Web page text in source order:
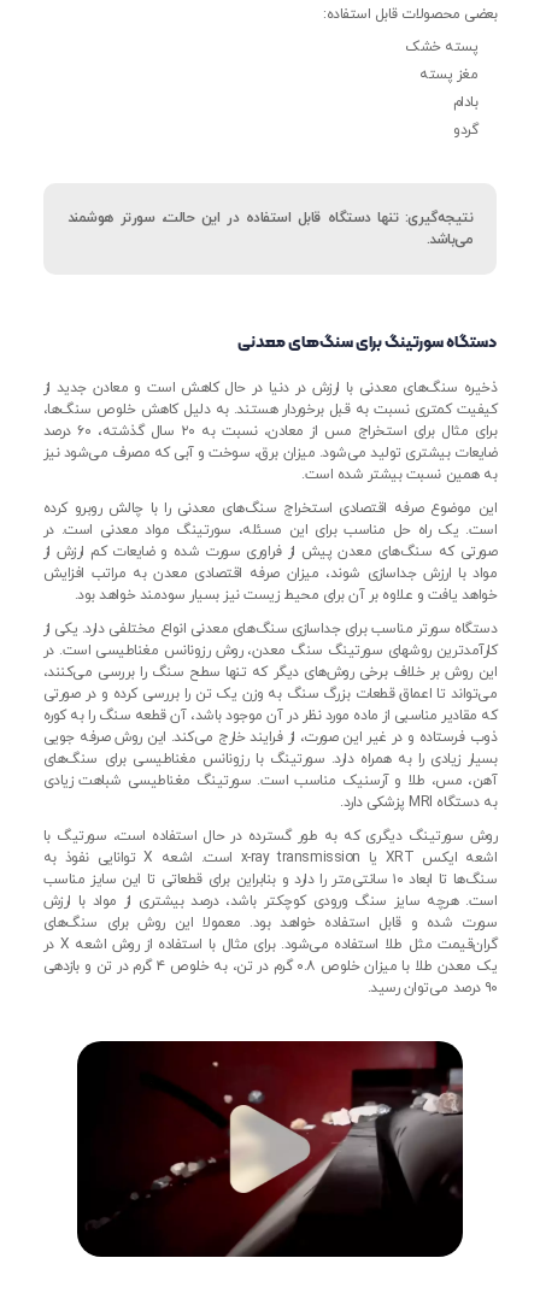
بعضی محصولات قابل استفاده:
پسته خشک
مغز پسته
بادام
گردو
نتیجه‌گیری: تنها دستگاه قابل استفاده در این حالت، سورتر هوشمند
می‌باشد.
دستگاه سورتینگ برای سنگ‌های معدنی
ذخیره سنگ‌های معدنی با ارزش در دنیا در حال کاهش است و معادن جدید از
کیفیت کمتری نسبت به قبل برخوردار هستند. به دلیل کاهش خلوص سنگ‌ها،
برای مثال برای استخراج مس از معادن، نسبت به ۲۰ سال گذشته، ۶۰ درصد
ضایعات بیشتری تولید می‌شود. میزان برق، سوخت و آبی که مصرف می‌شود نیز
به همین نسبت بیشتر شده است.
این موضوع صرفه اقتصادی استخراج سنگ‌های معدنی را با چالش روبرو کرده
است. یک راه حل مناسب برای این مسئله، سورتینگ مواد معدنی است. در
صورتی که سنگ‌های معدن پیش از فراوری سورت شده و ضایعات کم ارزش از
مواد با ارزش جداسازی شوند، میزان صرفه اقتصادی معدن به مراتب افزایش
خواهد یافت و علاوه بر آن برای محیط زیست نیز بسیار سودمند خواهد بود.
دستگاه سورتر مناسب برای جداسازی سنگ‌های معدنی انواع مختلفی دارد. یکی از
کارآمدترین روشهای سورتینگ سنگ معدن، روش رزونانس مغناطیسی است. در
این روش بر خلاف برخی روش‌های دیگر که تنها سطح سنگ را بررسی می‌کنند،
می‌تواند تا اعماق قطعات بزرگ سنگ به وزن یک تن را بررسی کرده و در صورتی
که مقادیر مناسبی از ماده مورد نظر در آن موجود باشد، آن قطعه سنگ را به کوره
ذوب فرستاده و در غیر این صورت، از فرایند خارج می‌کند. این روش صرفه جویی
بسیار زیادی را به همراه دارد. سورتینگ با رزونانس مغناطیسی برای سنگ‌های
آهن، مس، طلا و آرسنیک مناسب است. سورتینگ مغناطیسی شباهت زیادی
به دستگاه MRI پزشکی دارد.
روش سورتینگ دیگری که به طور گسترده در حال استفاده است، سورتیگ با
اشعه ایکس XRT یا x-ray transmission است. اشعه X توانایی نفوذ به
سنگ‌ها تا ابعاد ۱۰ سانتی‌متر را دارد و بنابراین برای قطعاتی تا این سایز مناسب
است. هرچه سایز سنگ ورودی کوچکتر باشد، درصد بیشتری از مواد با ارزش
سورت شده و قابل استفاده خواهد بود. معمولا این روش برای سنگ‌های
گران‌قیمت مثل طلا استفاده می‌شود. برای مثال با استفاده از روش اشعه X در
یک معدن طلا با میزان خلوص ۰.۸ گرم در تن، به خلوص ۴ گرم در تن و بازدهی
۹۰ درصد می‌توان رسید.